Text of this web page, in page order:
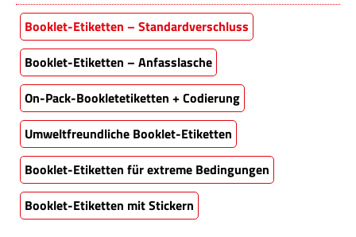
Booklet-Etiketten – Standardverschluss
Booklet-Etiketten – Anfasslasche
On-Pack-Bookletetiketten + Codierung
Umweltfreundliche Booklet-Etiketten
Booklet-Etiketten für extreme Bedingungen
Booklet-Etiketten mit Stickern